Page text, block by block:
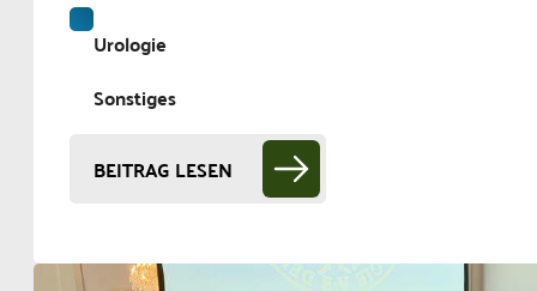
Urologie
Sonstiges
BEITRAG LESEN